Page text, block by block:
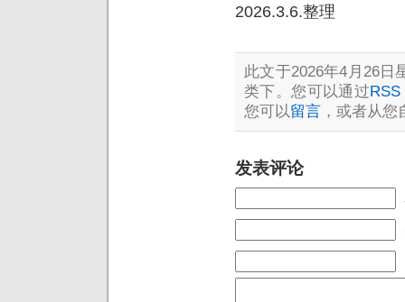
2026.3.6.整理
此文于2026年4月26日
类下。您可以通过RSS
您可以留言 ，或者从
发表评论